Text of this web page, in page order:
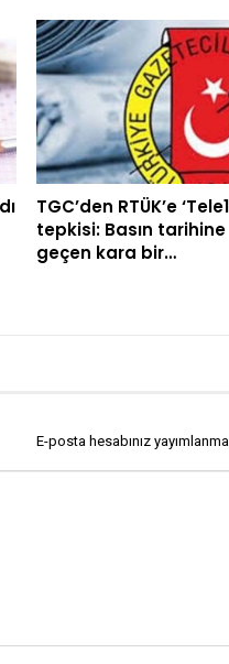
TGC’den RTÜK’e
tepkisi: Basın tarihine
geçen kara bir…
E-posta hesabınız